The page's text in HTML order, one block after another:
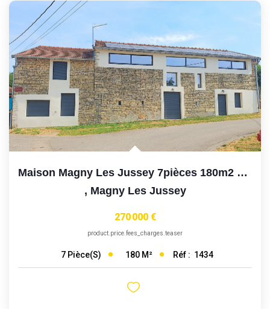
Maison Magny Les Jussey 7pièces 180m2 Habitables 5chambres...
, Magny Les Jussey
270 000 €
product.price.fees_charges.teaser
7 Pièce(s) 180 M² Réf : 1434